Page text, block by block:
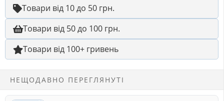
Товари від 10 до 50 грн.
Товари від 50 до 100 грн.
Товари від 100+ гривень
НЕЩОДАВНО ПЕРЕГЛЯНУТІ